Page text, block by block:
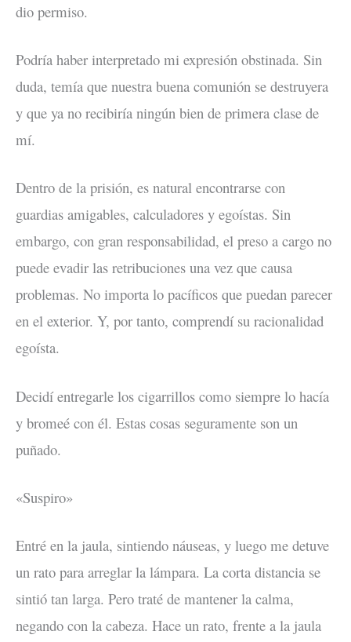
dio permiso.
Podría haber interpretado mi expresión obstinada. Sin
duda, temía que nuestra buena comunión se destruyera
y que ya no recibiría ningún bien de primera clase de
mí.
Dentro de la prisión, es natural encontrarse con
guardias amigables, calculadores y egoístas. Sin
embargo, con gran responsabilidad, el preso a cargo no
puede evadir las retribuciones una vez que causa
problemas. No importa lo pacíficos que puedan parecer
en el exterior. Y, por tanto, comprendí su racionalidad
egoísta.
Decidí entregarle los cigarrillos como siempre lo hacía
y bromeé con él. Estas cosas seguramente son un
puñado.
«Suspiro»
Entré en la jaula, sintiendo náuseas, y luego me detuve
un rato para arreglar la lámpara. La corta distancia se
sintió tan larga. Pero traté de mantener la calma,
negando con la cabeza. Hace un rato, frente a la jaula